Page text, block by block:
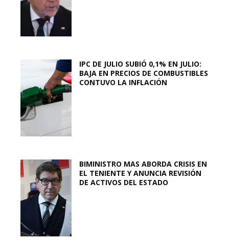
IPC DE JULIO SUBIÓ 0,1% EN JULIO:
BAJA EN PRECIOS DE COMBUSTIBLES
CONTUVO LA INFLACIÓN
BIMINISTRO MAS ABORDA CRISIS EN
EL TENIENTE Y ANUNCIA REVISIÓN
DE ACTIVOS DEL ESTADO